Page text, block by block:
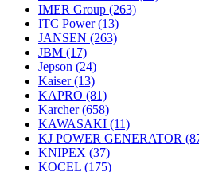
IMER Group (263)
ITC Power(13)
JANSEN (263)
JBM (17)
Jepson (24)
Kaiser(13)
KAPRO (81)
Karcher(658)
KAWASAKI (11)
KJ POWER GENERATOR
KNIPEX (37)
KOCEL (175)